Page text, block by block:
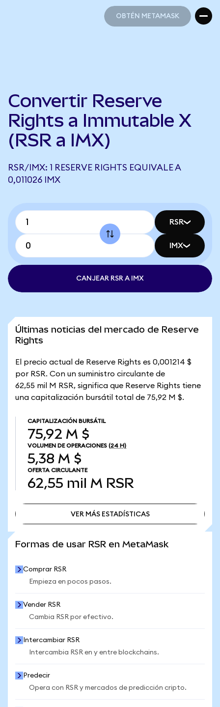
OBTÉN METAMASK
Convertir Reserve
Rights a Immutable X
(RSR a IMX)
RSR/IMX: 1 RESERVE RIGHTS EQUIVALE A
0,011026 IMX
RSR
IMX
CANJEAR RSR A IMX
Últimas noticias del mercado de Reserve
Rights
El precio actual de Reserve Rights es 0,001214 $
por RSR. Con un suministro circulante de
62,55 mil M RSR, significa que Reserve Rights tiene
una capitalización bursátil total de 75,92 M $.
CAPITALIZACIÓN BURSÁTIL
75,92 M $
VOLUMEN DE OPERACIONES (24 H)
5,38 M $
OFERTA CIRCULANTE
62,55 mil M RSR
VER MÁS ESTADÍSTICAS
Formas de usar RSR en MetaMask
Comprar RSR
Empieza en pocos pasos.
Vender RSR
Cambia RSR por efectivo.
Intercambiar RSR
Intercambia RSR en y entre blockchains.
Predecir
Opera con RSR y mercados de predicción cripto.